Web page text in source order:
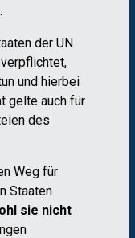
der UN
und hierbei
gelte auch für
des
Weg für
Staaten
sie nicht